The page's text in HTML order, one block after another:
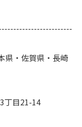
県・佐賀県・長崎
丁目21-14